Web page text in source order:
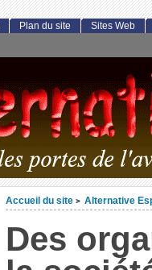
Accueil du site > Alternative
Des
Plan du site Sites Web